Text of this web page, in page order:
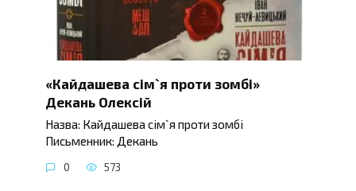
«Кайдашева сім`я проти зомбі»
Декань Олексій
Назва: Кайдашева сім`я проти зомбі
Письменник: Декань
0 573